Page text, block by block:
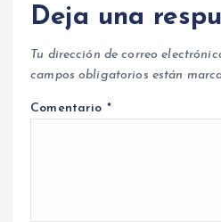
Deja una
Tu dirección de correo
campos obligatorios están
Comentario *